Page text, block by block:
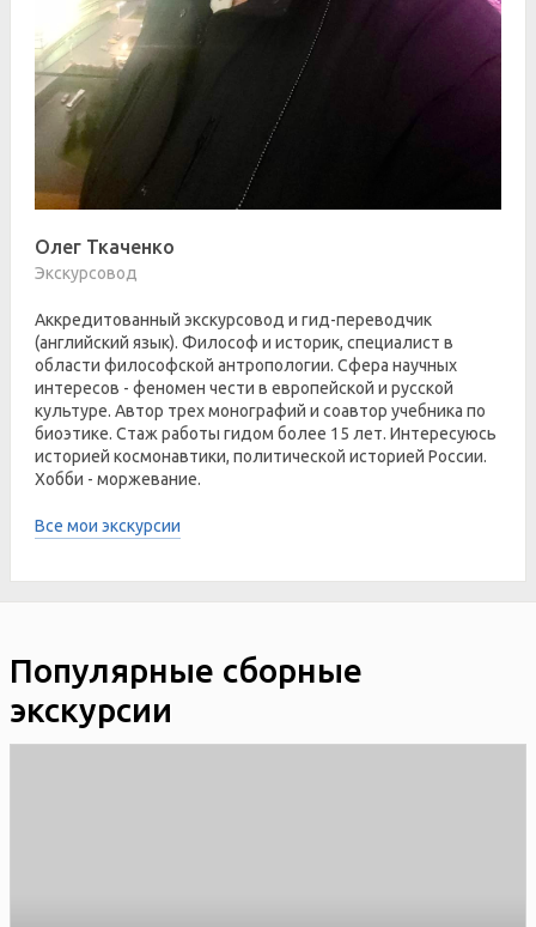
Олег Ткаченко
Экскурсовод
Аккредитованный экскурсовод и гид-переводчик
(английский язык). Философ и историк, специалист в
области философской антропологии. Сфера научных
интересов - феномен чести в европейской и русской
культуре. Автор трех монографий и соавтор учебника по
биоэтике. Стаж работы гидом более 15 лет. Интересуюсь
историей космонавтики, политической историей России.
Хобби - моржевание.
Все мои экскурсии
Популярные сборные
экскурсии